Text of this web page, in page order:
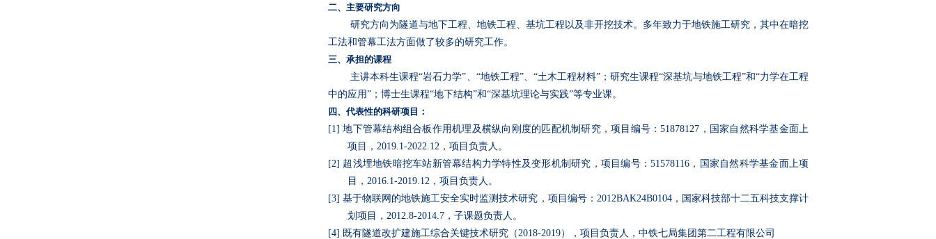
二、主要研究方向
研究方向为隧道与地下工程、地铁工程、基坑工程以及非开挖技术。多年致力于地铁施工研究，其中在暗挖
工法和管幕工法方面做了较多的研究工作。
三、承担的课程
主讲本科生课程“岩石力学”、“地铁工程”、“土木工程材料”；研究生课程“深基坑与地铁工程”和“力学在工程
中的应用”；博士生课程“地下结构”和“深基坑理论与实践”等专业课。
四、代表性的科研项目：
[1]地下管幕结构组合板作用机理及横纵向刚度的匹配机制研究，项目编号：51878127 ，国家自然科学基金面上
项目， 2019.1-2022.12 ，项目负责人。
[2] 超浅埋地铁暗挖车站新管幕结构力学特性及变形机制研究，项目编号： 51578116 ，国家自然科学基金面上项
目， 2016.1-2019.12 ，项目负责人。
[3]基于物联网的地铁施工安全实时监测技术研究，项目编号： 2012BAK24B0104，国家科技部十二五科技支撑计
划项目， 2012.8-2014.7 ，子课题负责人。
[4] 既有隧道改扩建施工综合关键技术研究（2018-2019），项目负责人，中铁七局集团第二工程有限公司